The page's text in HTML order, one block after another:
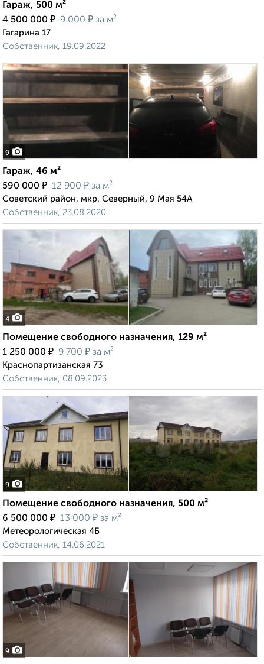
Гараж, 500 м²
4 500 000 ₽ 9 000 ₽ за м²
Гагарина 17
Собственник, 19.09.2022
9
Гараж, 46 м²
590 000 ₽ 12 900 ₽ за м²
Советский район, мкр. Северный, 9 Мая 54А
Собственник, 23.08.2020
4
Помещение свободного назначения, 129 м²
1 250 000 ₽ 9 700 ₽ за м²
Краснопартизанская 73
Собственник, 08.09.2023
9
Помещение свободного назначения, 500 м²
6 500 000 ₽ 13 000 ₽ за м²
Метеорологическая 4Б
Собственник, 14.06.2021
9